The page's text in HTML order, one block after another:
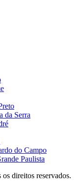
da Serra
do Campo
Paulista
direitos reservados.